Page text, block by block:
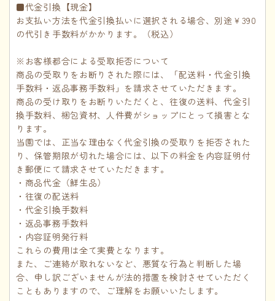
■代金引換【現金】
お支払い方法を代金引換払いに選択される場合、別途￥390
の代引き手数料がかかります。（税込）
※お客様都合による受取拒否について
商品の受取りをお断りされた際には、「配送料・代金引換
手数料・返品事務手数料」を請求させていただきます。
商品の受け取りをお断りいただくと、往復の送料、代金引
換手数料、梱包資材、人件費がショップにとって損害とな
ります。
当園では、正当な理由なく代金引換の受取りを拒否された
り、保管期限が切れた場合には、以下の料金を内容証明付
き郵便にて請求させていただきます。
・商品代金（鮮生品）
・往復の配送料
・代金引換手数料
・返品事務手数料
・内容証明発行料
これらの費用は全て実費となります。
また、ご連絡が取れないなど、悪質な行為と判断した場
合、申し訳ございませんが法的措置を検討させていただく
こともありますので、ご理解をお願いいたします。